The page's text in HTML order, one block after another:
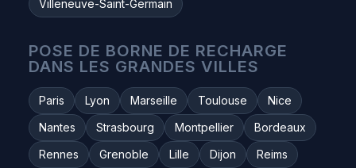
Villeneuve-Saint-Germain
POSE DE BORNE DE RECHARGE
DANS LES GRANDES VILLES
Paris Lyon Marseille Toulouse
Nice
Nantes
Strasbourg Montpellier
Bordeaux
Rennes
Grenoble Lille Dijon
Reims